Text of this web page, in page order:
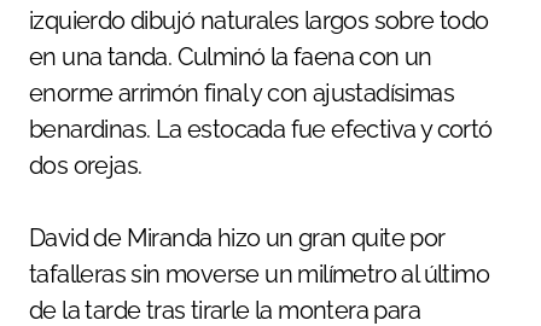
izquierdo dibujó naturales largos sobre todo
en una tanda. Culminó la faena con un
enorme arrimón final y con ajustadísimas
benardinas. La estocada fue efectiva y cortó
dos orejas.
David de Miranda hizo un gran quite por
tafalleras sin moverse un milímetro al último
de la tarde tras tirarle la montera para